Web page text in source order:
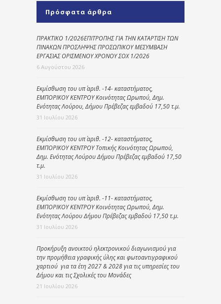
Πρόσφατα άρθρα
ΠΡΑΚΤΙΚΟ 1/2026ΕΠΙΤΡΟΠΗΣ ΓΙΑ ΤΗΝ ΚΑΤΑΡΤΙΣΗ ΤΩΝ
ΠΙΝΑΚΩΝ ΠΡΟΣΛΗΨΗΣ ΠΡΟΣΩΠΙΚΟΥ ΜΕΣΥΜΒΑΣΗ
ΕΡΓΑΣΙΑΣ ΟΡΙΣΜΕΝΟΥ ΧΡΟΝΟΥ ΣΟΧ 1/2026
6 Αυγούστου 2026
Εκμίσθωση του υπ΄ αριθ. -14- καταστήματος,
ΕΜΠΟΡΙΚΟΥ ΚΕΝΤΡΟΥ Κοινότητας Ωρωπού, Δημ.
Ενότητας Λούρου, Δήμου Πρέβεζας εμβαδού 17,50 τ.μ.
31 Ιουλίου 2026
Εκμίσθωση του υπ΄ αριθ. -12- καταστήματος,
ΕΜΠΟΡΙΚΟΥ ΚΕΝΤΡΟΥ Τοπικής Κοινότητας Ωρωπού,
Δημ. Ενότητας Λούρου Δήμου Πρέβεζας εμβαδού 17,50
τ.μ.
31 Ιουλίου 2026
Εκμίσθωση του υπ΄ αριθ. -11- καταστήματος,
ΕΜΠΟΡΙΚΟΥ ΚΕΝΤΡΟΥ Κοινότητας Ωρωπού, Δημ.
Ενότητας Λούρου Δήμου Πρέβεζας εμβαδού 17,50 τ.μ.
31 Ιουλίου 2026
Προκήρυξη ανοικτού ηλεκτρονικού διαγωνισμού για
την προμήθεια γραφικής ύλης και φωτοαντιγραφικού
χαρτιού για τα έτη 2027 & 2028 για τις υπηρεσίες του
Δήμου και τις Σχολικές του Μονάδες
21 Ιουλίου 2026